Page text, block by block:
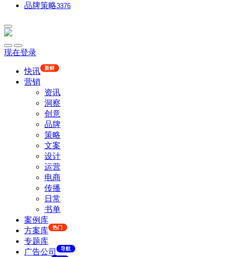
品牌策略3376
现在登录
快讯 新鲜
营销
资讯
洞察
创意
品牌
策略
文案
设计
运营
电商
传播
日常
书单
案例库
方案库
热门
专题库
广告公司
导航